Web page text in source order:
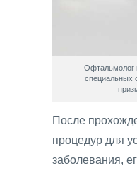
Офтальмолог
специальных
После
процедур для
заболевания,